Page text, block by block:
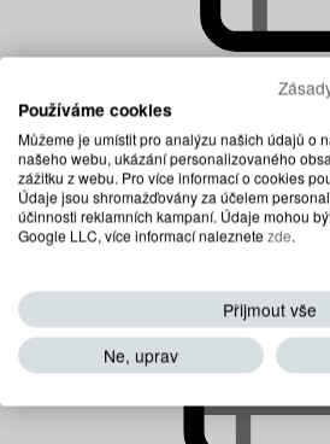
Dětské matrace
Používáme cookies
Můžeme je umístit pro analýzu našich údajů o
našeho webu, ukázání personalizovaného
zážitku z webu. Pro více informací o cookies
Údaje jsou shromažďovány za účelem
účinnosti reklamních kampaní. Údaje mohou
Google LLC, více informací naleznetezde.
Přijmout vše
Ne, uprav